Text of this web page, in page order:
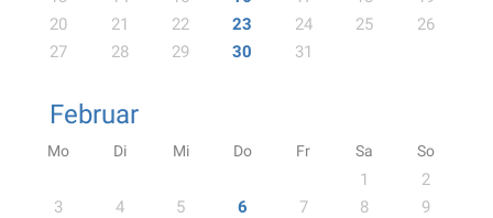
20
21 22 23 24 25
26
27
28 29 30 31
Februar
Mo Di Mi Do Fr Sa So
1
2
3
4 5 6 7 8
9